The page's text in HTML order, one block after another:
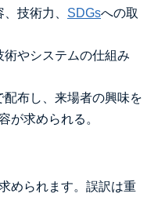
技術力、 SDGsへの取
術やシステムの仕組み
配布し、来場者の興味を
が求められる。
められます。誤訳は重